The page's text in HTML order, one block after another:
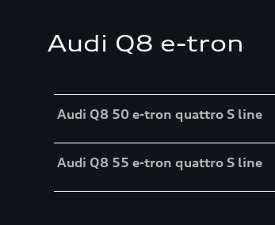
Audi Q8 e-tron
Audi Q8 50 e-tron quattro S line
Audi Q8 55 e-tron quattro S line